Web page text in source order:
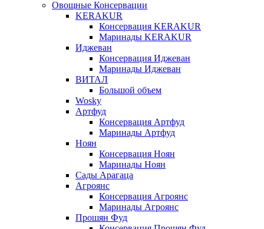
Овощные Консервации
KERAKUR
Консервация KERAKUR
Маринады KERAKUR
Иджеван
Консервация Иджеван
Маринады Иджеван
ВИТАЛ
Большой объем
Wosky
Артфуд
Консервация Артфуд
Маринады Артфуд
Ноян
Консервация Ноян
Маринады Ноян
Сады Арагаца
Агроянс
Консервация Агроянс
Маринады Агроянс
Прошян Фуд